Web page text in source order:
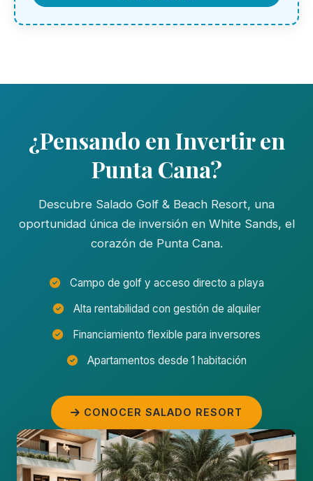
¿Pensando en Invertir en
Punta Cana?
Descubre Salado Golf & Beach Resort, una
oportunidad única de inversión en White Sands, el
corazón de Punta Cana.
Campo de golf y acceso directo a playa
Alta rentabilidad con gestión de alquiler
Financiamiento flexible para inversores
Apartamentos desde 1 habitación
CONOCER SALADO RESORT